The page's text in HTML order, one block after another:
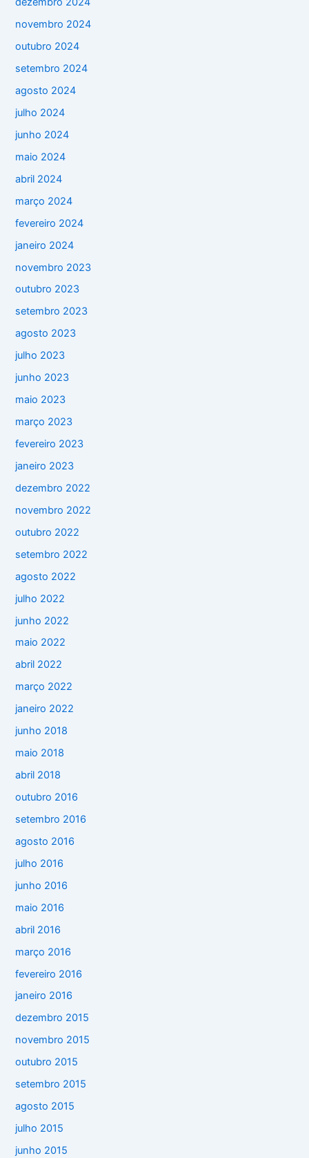
novembro 2024
outubro 2024
setembro 2024
agosto 2024
julho 2024
junho 2024
maio 2024
abril 2024
março 2024
fevereiro 2024
janeiro 2024
novembro 2023
outubro 2023
setembro 2023
agosto 2023
julho 2023
junho 2023
maio 2023
março 2023
fevereiro 2023
janeiro 2023
dezembro 2022
novembro 2022
outubro 2022
setembro 2022
agosto 2022
julho 2022
junho 2022
maio 2022
abril 2022
março 2022
janeiro 2022
junho 2018
maio 2018
abril 2018
outubro 2016
setembro 2016
agosto 2016
julho 2016
junho 2016
maio 2016
abril 2016
março 2016
fevereiro 2016
janeiro 2016
dezembro 2015
novembro 2015
outubro 2015
setembro 2015
agosto 2015
julho 2015
junho 2015